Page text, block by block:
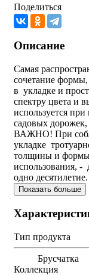
Поделиться
Описание
Самая
сочетание
в укладке и
спектру цвета и
используется
садовых
ВАЖНО! При
укладке
толщины и формы
использования, -
одно десятилетие.
Показать больше
Тип продукта
Брусчатка
Коллекция